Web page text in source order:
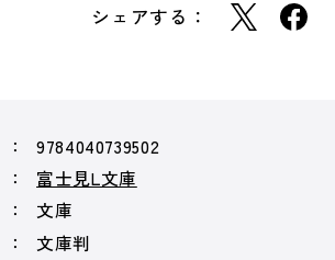
シェアする：
9784040739502
富士見L文庫
文庫
文庫判